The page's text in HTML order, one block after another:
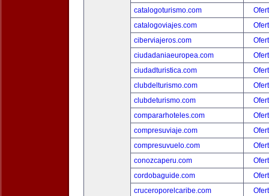
catalogoturismo.com
catalogoviajes.com
ciberviajeros.com
ciudadaniaeuropea.com
ciudadturistica.com
clubdelturismo.com
clubdeturismo.com
compararhoteles.com
compresuviaje.com
compresuvuelo.com
conozcaperu.com
cordobaguide.com
cruceroporelcaribe.com